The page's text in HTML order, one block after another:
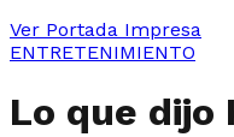
Ver Portada Impresa
ENTRETENIMIENTO
Lo que dijo